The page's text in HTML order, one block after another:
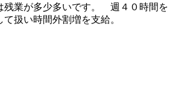
残業が多少多いです。 週４０時間を
扱い時間外割増を支給。